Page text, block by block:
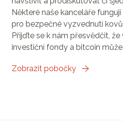
Některé naše kanceláře
pro bezpečné vyzvednutí
Přijďte se k nám přesvědčit, že
investiční fondy a bitcoin
Zobrazit pobočky